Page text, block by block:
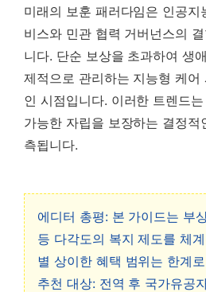
미래의 보훈 패러다임은 인공지
비스와 민관 협력 거버넌스의
니다. 단순 보상을 초과하여 생
제적으로 관리하는 지능형 케어
인 시점입니다. 이러한 트렌드
가능한 자립을 보장하는 결정
측됩니다.
에디터 총평: 본 가이드는 부
등 다각도의 복지 제도를 체
별 상이한 혜택 범위는 한계
추천 대상: 전역 후 국가유공